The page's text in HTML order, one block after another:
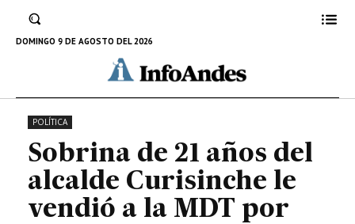
DOMINGO 9 DE AGOSTO DEL 2026
Curisinche le vendió a la MDT por
casi 350 mil soles
3 DE MARZO DE 2022
POLÍTICA
Sobrina de 21 años del
alcalde Curisinche le
vendió a la MDT por